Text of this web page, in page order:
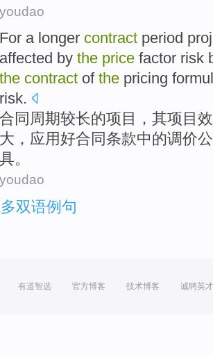
youdao
For a longer contract period
affected by the price factor risk
the contract of the pricing
risk.
合同 周期较长的项目 ， 其项目
大 ， 应用 好合同条款中的调价
具。
youdao
双语例句
有道智选 官方博客 技术博客 诚聘英才